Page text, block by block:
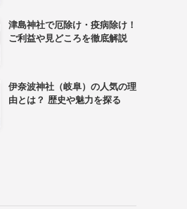
津島神社で厄除け・疫病除け！
ご利益や見どころを徹底解説
伊奈波神社（岐阜）の人気の理
由とは？ 歴史や魅力を探る